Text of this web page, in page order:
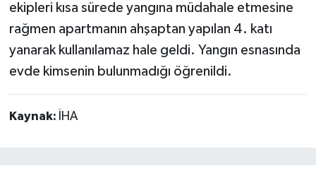
ekipleri kısa sürede yangına müdahale etmesine
rağmen apartmanın ahşaptan yapılan 4. katı
yanarak kullanılamaz hale geldi. Yangın esnasında
evde kimsenin bulunmadığı öğrenildi.
Kaynak: İHA